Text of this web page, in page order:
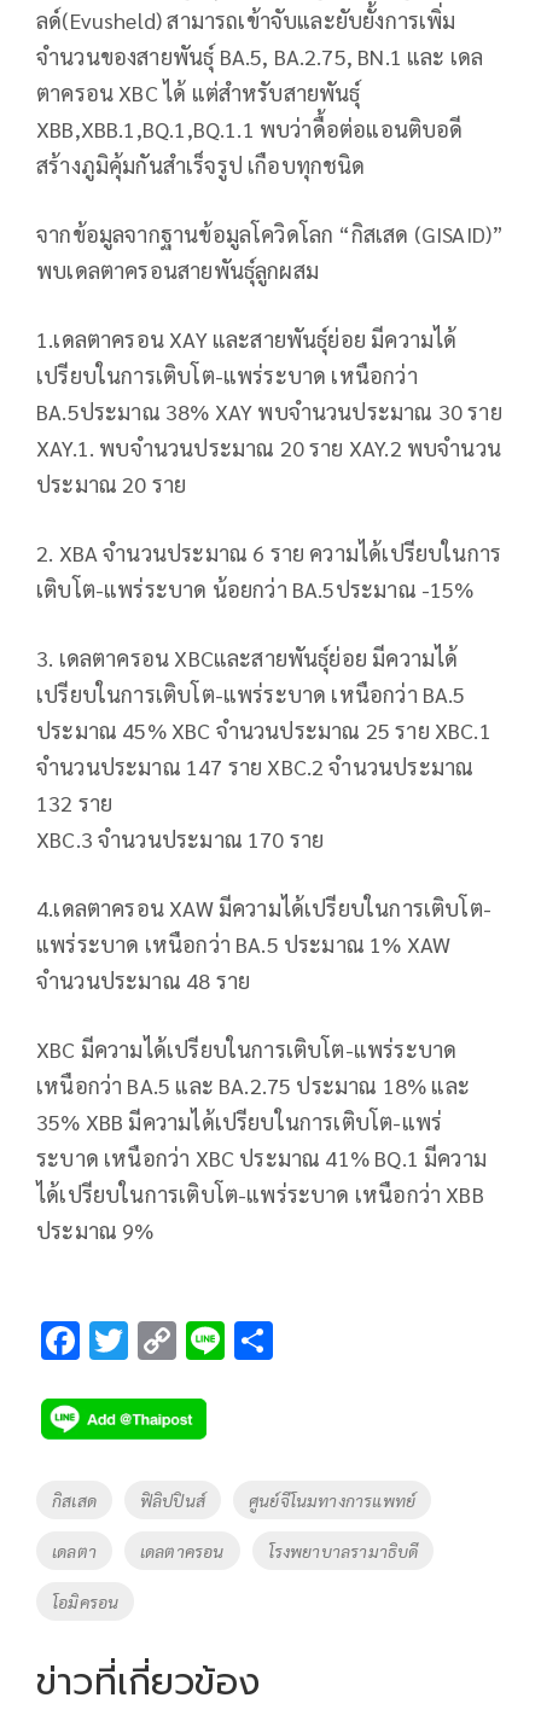
ลด์(Evusheld) สามารถเข้าจับและยับยั้งการเพิ่ม
จำนวนของสายพันธุ์ BA.5, BA.2.75, BN.1 และ เดล
ตาครอน XBC ได้ แต่สำหรับสายพันธุ์
XBB,XBB.1,BQ.1,BQ.1.1 พบว่าดื้อต่อแอนติบอดี
สร้างภูมิคุ้มกันสำเร็จรูป เกือบทุกชนิด
จากข้อมูลจากฐานข้อมูลโควิดโลก “กิสเสด (GISAID)”
พบเดลตาครอนสายพันธุ์ลูกผสม
1.เดลตาครอน XAY และสายพันธุ์ย่อย มีความได้
เปรียบในการเติบโต-แพร่ระบาด เหนือกว่า
BA.5ประมาณ 38% XAY พบจำนวนประมาณ 30 ราย
XAY.1. พบจำนวนประมาณ 20 ราย XAY.2 พบจำนวน
ประมาณ 20 ราย
2. XBA จำนวนประมาณ 6 ราย ความได้เปรียบในการ
เติบโต-แพร่ระบาด น้อยกว่า BA.5ประมาณ -15%
3. เดลตาครอน XBCและสายพันธุ์ย่อย มีความได้
เปรียบในการเติบโต-แพร่ระบาด เหนือกว่า BA.5
ประมาณ 45% XBC จำนวนประมาณ 25 ราย XBC.1
จำนวนประมาณ 147 ราย XBC.2 จำนวนประมาณ
132 ราย
XBC.3 จำนวนประมาณ 170 ราย
4.เดลตาครอน XAW มีความได้เปรียบในการเติบโต-
แพร่ระบาด เหนือกว่า BA.5 ประมาณ 1% XAW
จำนวนประมาณ 48 ราย
XBC มีความได้เปรียบในการเติบโต-แพร่ระบาด
เหนือกว่า BA.5 และ BA.2.75 ประมาณ 18% และ
35% XBB มีความได้เปรียบในการเติบโต-แพร่
ระบาด เหนือกว่า XBC ประมาณ 41% BQ.1 มีความ
ได้เปรียบในการเติบโต-แพร่ระบาด เหนือกว่า XBB
ประมาณ 9%
F
e
b
o
k
T
tt
er
C
p
y
Li
k
Li
Tags
กิสเสด ฟิลิปปินส์ ศูนย์จีโนมทางการแพทย์
เดลตา เดลตาครอน โรงพยาบาลรามาธิบดี
โอมิครอน
ข่าวที่เกี่ยวข้อง